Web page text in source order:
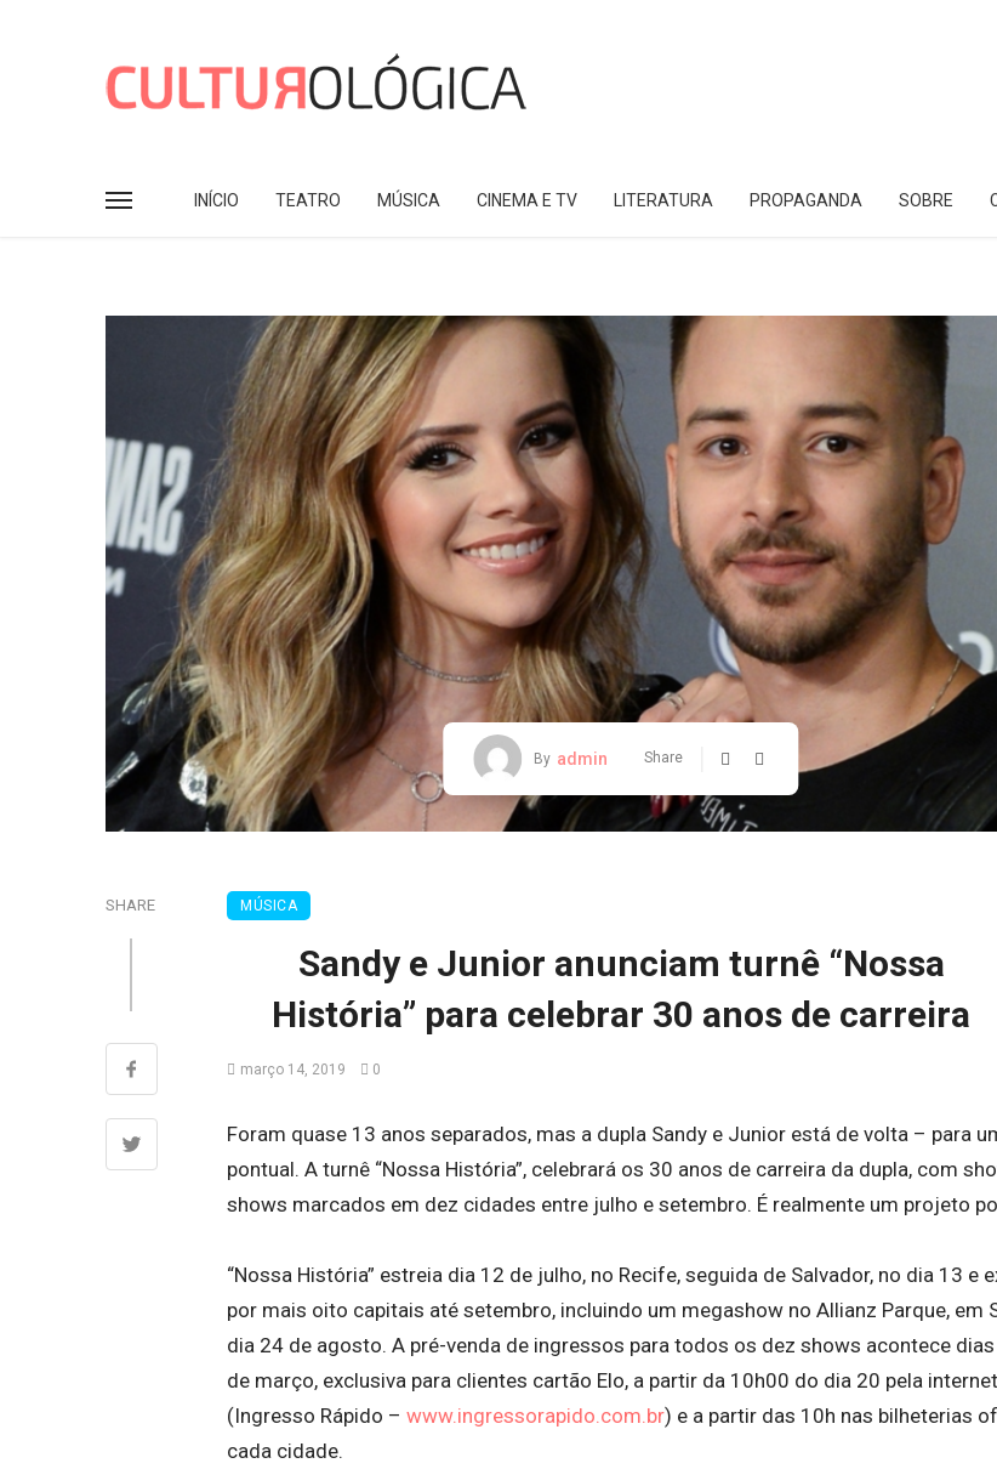
INÍCIO TEATRO MÚSICA CINEMA E TV LITERATURA PROPAGANDA SOBRE
By admin Share
SHARE MÚSICA
Sandy e Junior anunciam turnê “Nossa
História” para celebrar 30 anos de carreira
março 14, 2019 0
Foram quase 13 anos separados, mas a dupla Sandy e Junior está de volta – para
pontual. A turnê “Nossa História”, celebrará os 30 anos de carreira da dupla, com
shows marcados em dez cidades entre julho e setembro. É realmente um projeto
“Nossa História” estreia dia 12 de julho, no Recife, seguida de Salvador, no dia 13 e
por mais oito capitais até setembro, incluindo um megashow no Allianz Parque, em
dia 24 de agosto. A pré-venda de ingressos para todos os dez shows acontece dias
de março, exclusiva para clientes cartão Elo, a partir da 10h00 do dia 20 pela internet
(Ingresso Rápido – www.ingressorapido.com.br) e a partir das 10h nas bilheterias
cada cidade.